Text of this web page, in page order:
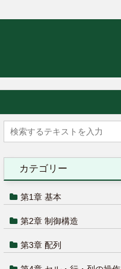
カテゴリー
第1章 基本
第2章 制御構造
第3章 配列